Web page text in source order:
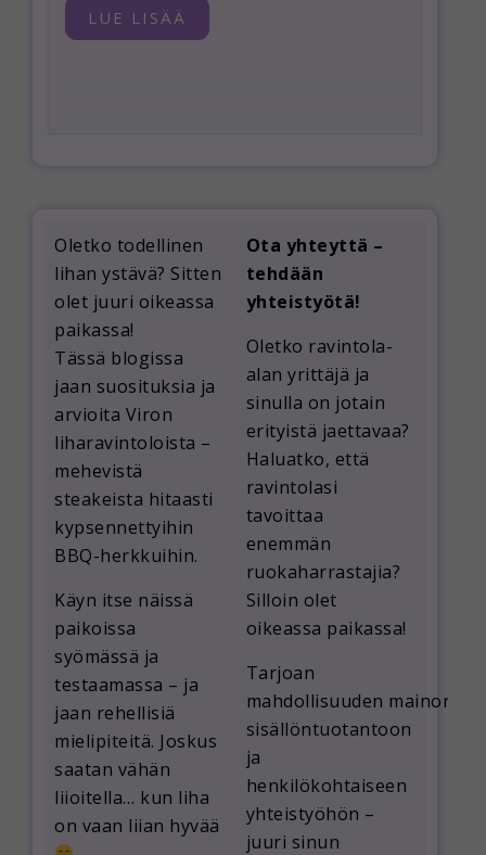
LUE LISÄÄ
Oletko todellinen
lihan ystävä? Sitten
olet juuri oikeassa
paikassa!
Tässä blogissa
jaan suosituksia ja
arvioita Viron
liharavintoloista –
mehevistä
steakeista hitaasti
kypsennettyihin
BBQ-herkkuihin.
Käyn itse näissä
paikoissa
syömässä ja
testaamassa – ja
jaan rehellisiä
mielipiteitä. Joskus
saatan vähän
liioitella… kun liha
on vaan liian hyvää
Ota yhteyttä –
tehdään
yhteistyötä!
Oletko ravintola-
alan yrittäjä ja
sinulla on jotain
erityistä jaettavaa?
Haluatko, että
ravintolasi
tavoittaa
enemmän
ruokaharrastajia?
Silloin olet
oikeassa paikassa!
Tarjoan
mahdollisuuden
sisällöntuotantoon
ja
henkilökohtaiseen
yhteistyöhön –
juuri sinun